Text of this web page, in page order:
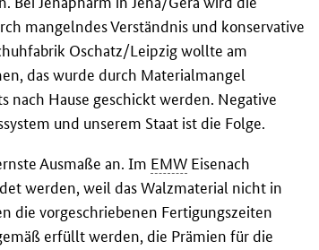
mangelndes Verständnis und konservative
Oschatz/Leipzig wollte am
das wurde durch Materialmangel
nach Hause geschickt werden. Negative
und unserem Staat ist die Folge.
Ausmaße an. Im EMW Eisenach
werden, weil das Walzmaterial nicht in
die vorgeschriebenen Fertigungszeiten
erfüllt werden, die Prämien für die